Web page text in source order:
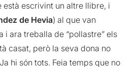
està escrivint un altre llibre, i
de Hevia) al que van
i ara treballa de “pollastre” els
casat, però la seva dona no
hi són tots. Feia temps que no